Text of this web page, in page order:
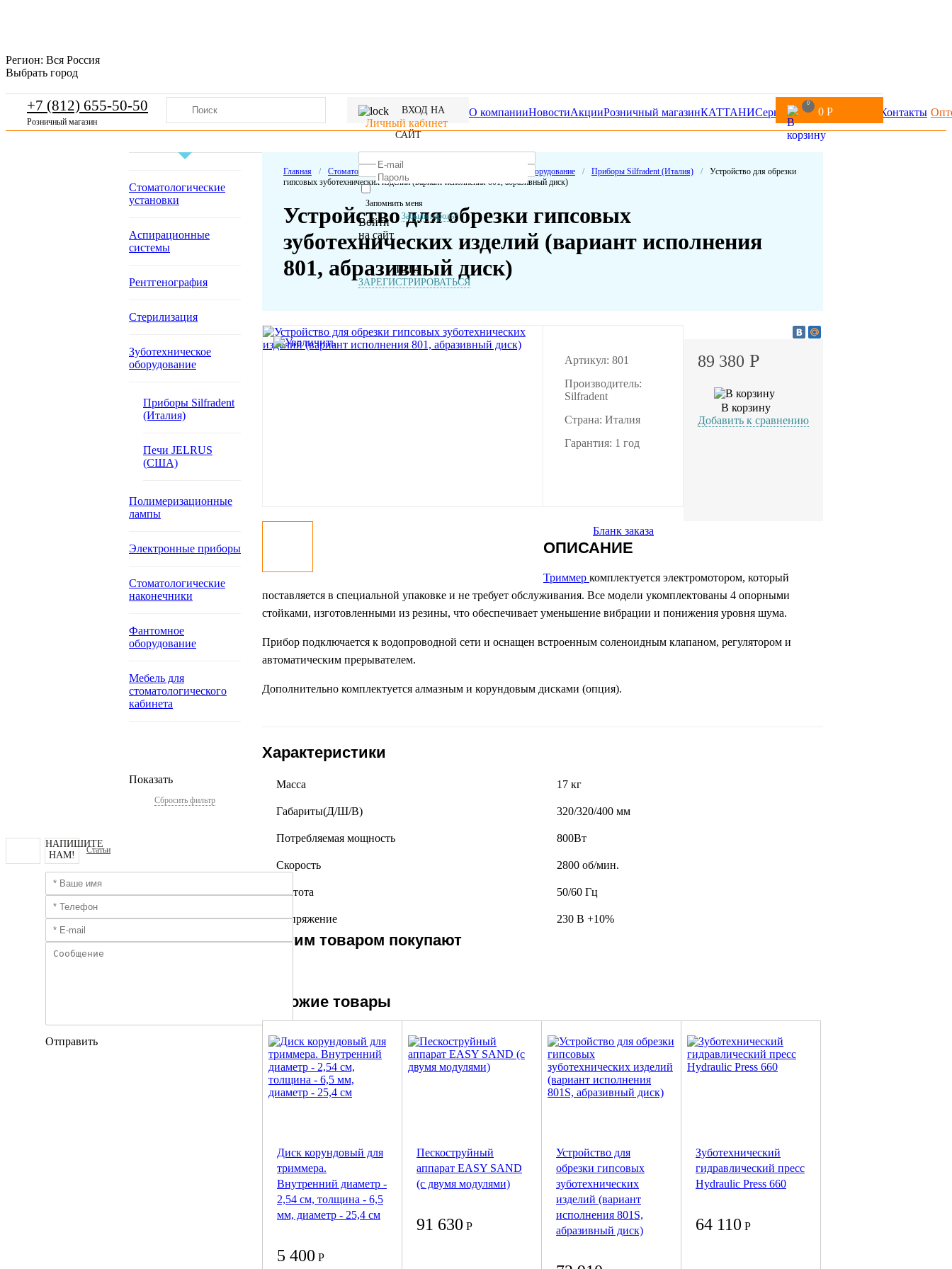
Регион: Вся Россия
Выбрать город
+7 (812) 655-50-50
Розничный магазин Личный кабинет
ВХОД НА
САЙТ
Запомнить меня
Забыли пароль?
Войти
на сайт
ИЛИ
ЗАРЕГИСТРИРОВАТЬСЯ
0
0 Р
О компанииНовостиАкцииРозничный магазинКАТТАНИСервисДоставка и оплата Контакты
Стоматологические
установки
Аспирационные
системы
Рентгенография
Стерилизация
Зуботехническое
оборудование
Приборы Silfradent
(Италия)
Печи JELRUS
(США)
Полимеризационные
лампы
Электронные приборы
Стоматологические
наконечники
Фантомное
оборудование
Мебель для
стоматологического
кабинета
Показать
Сбросить фильтр
Главная / Стоматологическое оборудование Зуботехническое оборудование / Приборы Silfradent (Италия) /
Устройство для обрезки
гипсовых зуботехнических изделий (вариант исполнения 801, абразивный диск)
Устройство для обрезки гипсовых
зуботехнических изделий (вариант исполнения
801, абразивный диск)
Артикул: 801
Производитель:
Silfradent
Страна: Италия
Гарантия: 1 год
89 380 Р
В корзину
Добавить к сравнению
Бланк заказа
ОПИСАНИЕ
Триммер комплектуется электромотором, который
поставляется в специальной упаковке и не требует обслуживания. Все модели укомплектованы 4 опорными
стойками, изготовленными из резины, что обеспечивает уменьшение вибрации и понижения уровня шума.
Прибор подключается к водопроводной сети и оснащен встроенным соленоидным клапаном, регулятором и
автоматическим прерывателем.
Дополнительно комплектуется алмазным и корундовым дисками (опция).
Характеристики
Масса 17 кг
Габариты(Д/Ш/В) 320/320/400 мм
Потребляемая мощность 800Вт
Скорость 2800 об/мин.
Частота 50/60 Гц
Напряжение 230 В +10%
С этим товаром покупают
Похожие товары
Диск корундовый для
триммера.
Внутренний диаметр -
2,54 см, толщина - 6,5
мм, диаметр - 25,4 см
5 400 Р
Пескоструйный
аппарат EASY SAND
(с двумя модулями)
91 630 Р
Устройство для
обрезки гипсовых
зуботехнических
изделий (вариант
исполнения 801S,
абразивный диск)
Зуботехнический
гидравлический пресс
Hydraulic Press 660
64 110 Р
НАПИШИТЕ
НАМ!
Отправить
Статьи